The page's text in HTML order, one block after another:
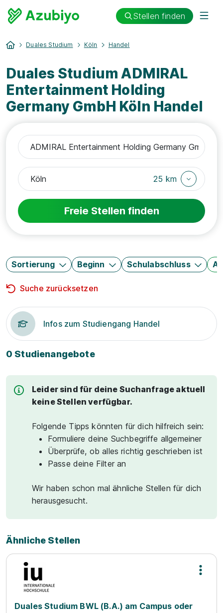
Stellen finden
Duales Studium Köln Handel
Duales Studium ADMIRAL
Entertainment Holding
Germany GmbH Köln Handel
25 km
Freie Stellen finden
Sortierung Beginn Schulabschluss
Suche zurücksetzen
Infos zum Studiengang Handel
0 Studienangebote
Leider sind für deine Suchanfrage aktuell
keine Stellen verfügbar.
Folgende Tipps könnten für dich hilfreich sein:
Formuliere deine Suchbegriffe allgemeiner
Überprüfe, ob alles richtig geschrieben ist
Passe deine Filter an
Wir haben schon mal ähnliche Stellen für dich
herausgesucht.
Ähnliche Stellen
Duales Studium BWL (B.A.) am Campus oder